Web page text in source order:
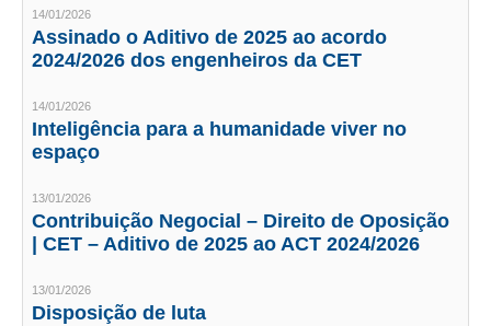
PISO SALARIAL
OPORTUNIDADES
EMPREGO E ESTÁGIO
AUTÔNOMOS E SERVIÇOS
14/01/2026
Assinado o Aditivo de 2025 ao acordo
2024/2026 dos engenheiros da CET
14/01/2026
Inteligência para a humanidade viver no
espaço
13/01/2026
Contribuição Negocial – Direito de Oposição
| CET – Aditivo de 2025 ao ACT 2024/2026
13/01/2026
Disposição de luta